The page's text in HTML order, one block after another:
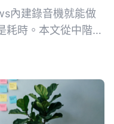
內建錄音機就能做
耗時。本文從中階主
最適合會議、學習與